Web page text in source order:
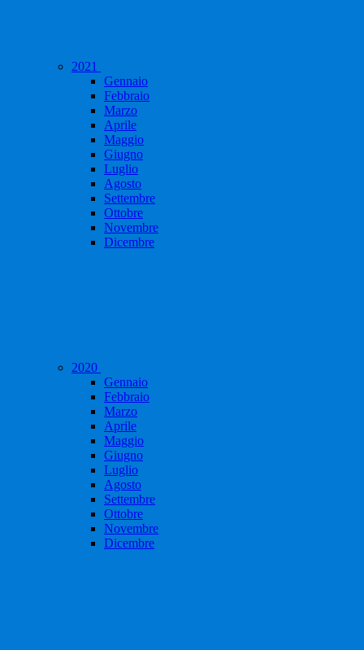
2021
Gennaio
Febbraio
Marzo
Aprile
Maggio
Giugno
Luglio
Agosto
Settembre
Ottobre
Novembre
Dicembre
2020
Gennaio
Febbraio
Marzo
Aprile
Maggio
Giugno
Luglio
Agosto
Settembre
Ottobre
Novembre
Dicembre